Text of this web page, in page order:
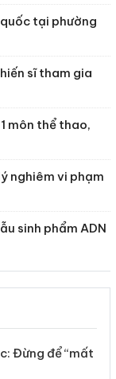
tại phường
sĩ tham gia
môn thể thao,
nghiêm vi phạm
sinh phẩm ADN
Đừng để